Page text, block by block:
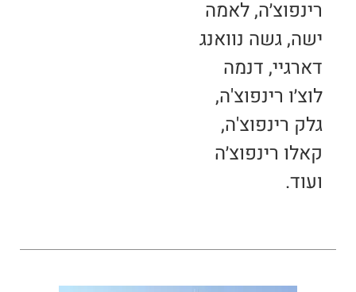
רינפוצ׳ה, לאמה
ישה, גשה נוואנג
דארגיי, דנמה
לוצ׳ו רינפוצ'ה,
גלק רינפוצ'ה,
קאלו רינפוצ׳ה
ועוד.